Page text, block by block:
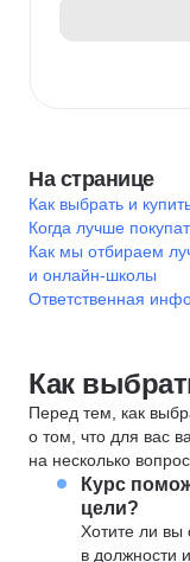
На странице
Как выбрать и
Когда лучше
Как мы отбираем
и онлайн-школы
Ответственная
Как
Перед тем, как
о том, что для вас
на несколько
Курс
цели?
Хотите ли вы
в должности